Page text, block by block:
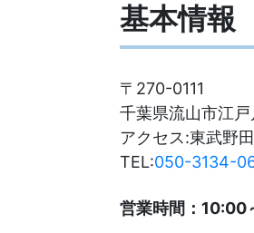
基本情報
〒270-0111
千葉県流山市江
アクセス:東武野
TEL:050-3134-
営業時間：10:00